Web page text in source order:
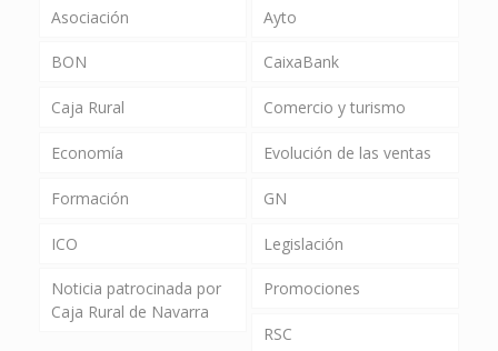
Asociación Ayto
BON CaixaBank
Caja Rural Comercio y turismo
Economía Evolución de las ventas
Formación GN
ICO Legislación
Noticia patrocinada por
Caja Rural de Navarra
Promociones
RSC